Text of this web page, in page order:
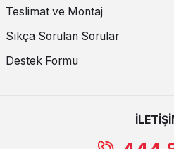
Teslimat ve Montaj
Sıkça Sorulan Sorular
Destek Formu